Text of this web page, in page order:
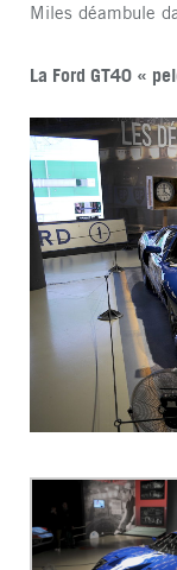
Miles déambule
La Ford GT40 «